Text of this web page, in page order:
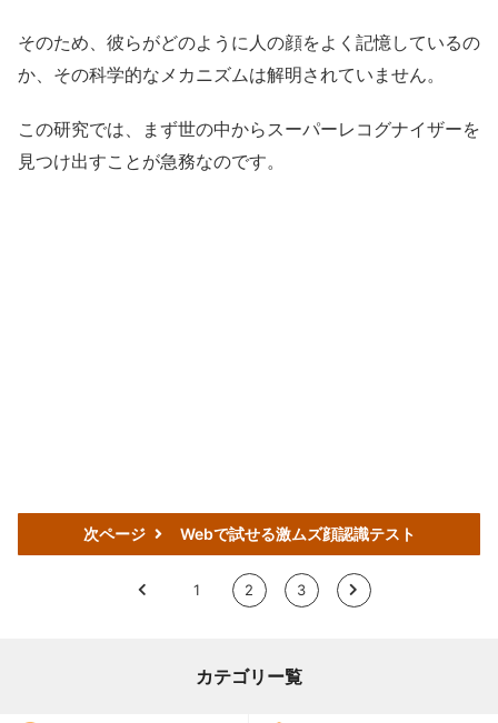
そのため、彼らがどのように人の顔をよく記憶しているの
か、その科学的なメカニズムは解明されていません。
この研究では、まず世の中からスーパーレコグナイザーを
見つけ出すことが急務なのです。
次ページ Webで試せる激ムズ顔認識テスト
< 1 2 3 >
カテゴリー覧